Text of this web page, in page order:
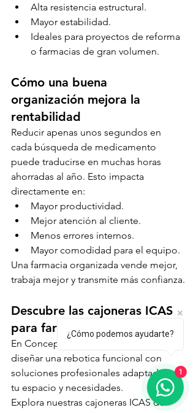
Alta resistencia estructural.
Mayor estabilidad.
Ideales para proyectos de reforma
o farmacias de gran volumen.
Cómo una buena
organización mejora la
rentabilidad
Reducir apenas unos segundos en
cada búsqueda de medicamento
puede traducirse en muchas horas
ahorradas al año. Esto impacta
directamente en:
Mayor productividad.
Mejor atención al cliente.
Menos errores internos.
Mayor comodidad para el equipo.
Una farmacia organizada vende mejor,
trabaja mejor y transmite más confianza.
Descubre las cajoneras ICAS
para farmacia
En Concep Store te ayudamos a
diseñar una rebotica funcional con
soluciones profesionales adaptadas a
tu espacio y necesidades.
Explora nuestras cajoneras ICAS de
¿Cómo podemos ayudarte?
1